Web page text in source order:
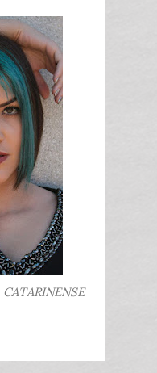
CATARINENSE